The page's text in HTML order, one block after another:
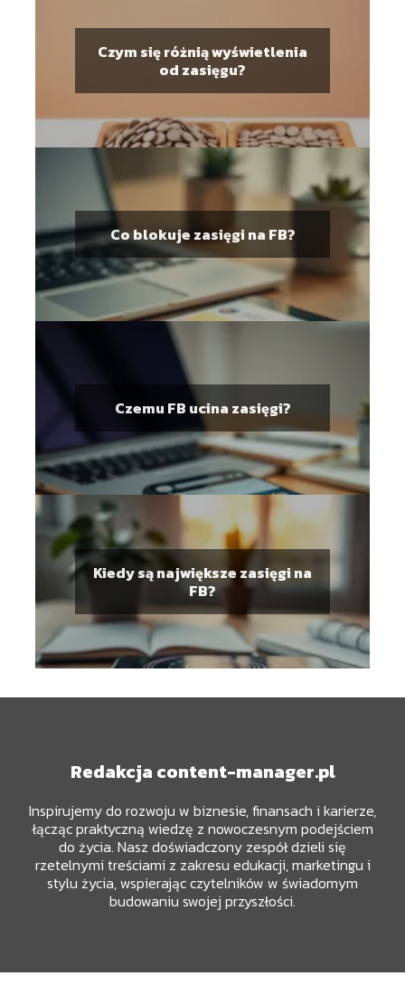
Czym się różnią wyświetlenia
od zasięgu?
Co blokuje zasięgi na FB?
Czemu FB ucina zasięgi?
Kiedy są największe zasięgi na
FB?
Redakcja content-manager.pl
Inspirujemy do rozwoju w biznesie, finansach i karierze,
łącząc praktyczną wiedzę z nowoczesnym podejściem
do życia. Nasz doświadczony zespół dzieli się
rzetelnymi treściami z zakresu edukacji, marketingu i
stylu życia, wspierając czytelników w świadomym
budowaniu swojej przyszłości.